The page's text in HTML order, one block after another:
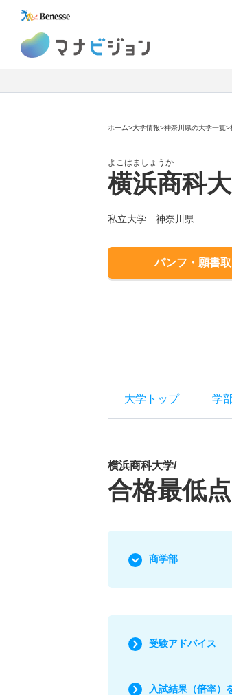
ホーム>大学情報>神奈川県の大学一覧>
よこはましょうか
横浜商科
私立大学 神奈川県
パンフ・願書
大学トップ 学
横浜商科大学/
合格最低
商学部
受験アドバイス
入試結果（倍率）